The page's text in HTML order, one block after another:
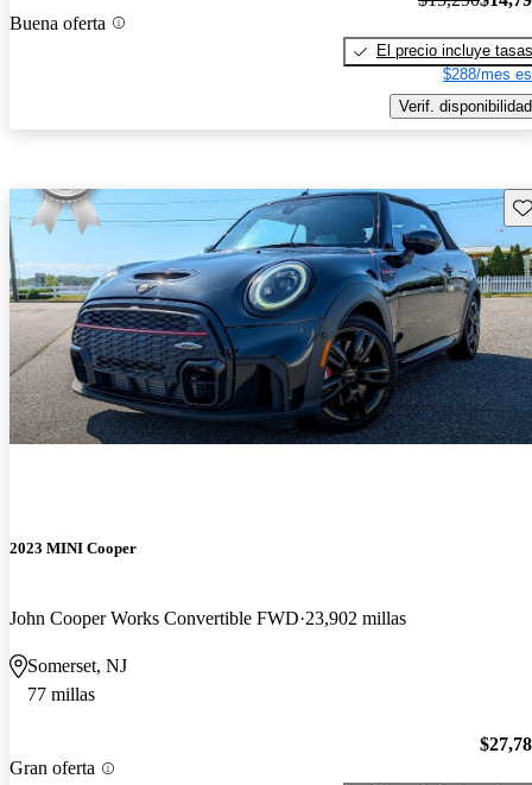
Buena oferta
El precio incluye tasas
$288/mes
Verif. disponibilidad
2023 MINI Cooper
John Cooper Works Convertible FWD 23,902 millas
Somerset, NJ
77 millas
Gran oferta